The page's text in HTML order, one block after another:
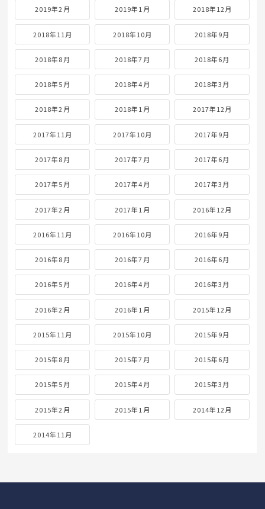
2019年2月 2019年1月 2018年12月
2018年11月 2018年10月 2018年9月
2018年8月 2018年7月 2018年6月
2018年5月 2018年4月 2018年3月
2018年2月 2018年1月 2017年12月
2017年11月 2017年10月 2017年9月
2017年8月 2017年7月 2017年6月
2017年5月 2017年4月 2017年3月
2017年2月 2017年1月 2016年12月
2016年11月 2016年10月 2016年9月
2016年8月 2016年7月 2016年6月
2016年5月 2016年4月 2016年3月
2016年2月 2016年1月 2015年12月
2015年11月 2015年10月 2015年9月
2015年8月 2015年7月 2015年6月
2015年5月 2015年4月 2015年3月
2015年2月 2015年1月 2014年12月
2014年11月